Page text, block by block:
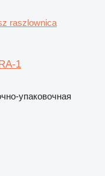
raszlownica
1
упаковочная